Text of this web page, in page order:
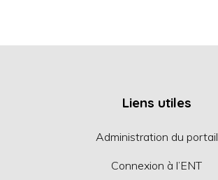
Liens utiles
Administration du portail
Connexion à l’ENT